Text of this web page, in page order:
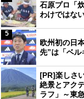
石原プロ「
わけではな
欧州初の日
先”は「ベル
5
[PR]楽しさ
絶景とアク
ラフ」～東